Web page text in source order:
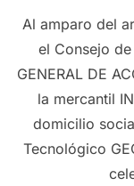
Al amparo del
el Consejo
GENERAL DE
la mercantil
domicilio
Tecnológico